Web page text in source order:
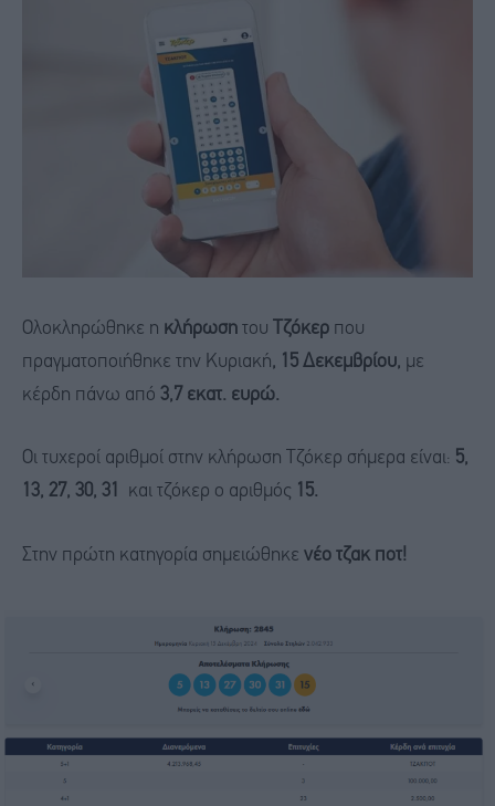
Oλοκληρώθηκε η κλήρωση του Τζόκερ που
πραγματοποιήθηκε την Κυριακή, 15 Δεκεμβρίου, με
κέρδη πάνω από 3,7 εκατ. ευρώ.
Οι τυχεροί αριθμοί στην κλήρωση Τζόκερ σήμερα είναι: 5,
13, 27, 30, 31
και τζόκερ ο αριθμός 15.
Στην πρώτη κατηγορία σημειώθηκε νέο τζακ ποτ!